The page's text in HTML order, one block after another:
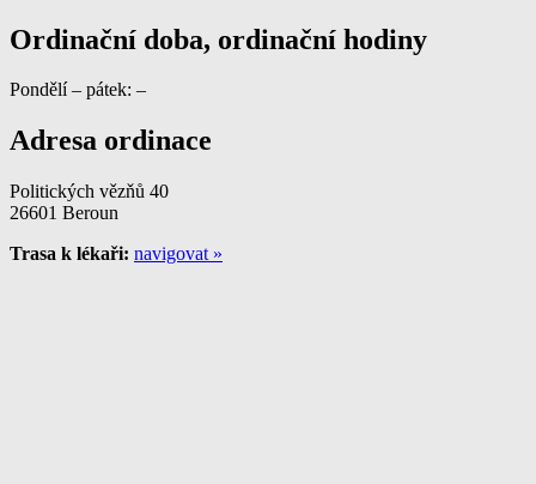
Ordinační doba, ordinační hodiny
Pondělí – pátek: –
Adresa ordinace
Politických vězňů 40
26601 Beroun
Trasa k lékaři: navigovat »